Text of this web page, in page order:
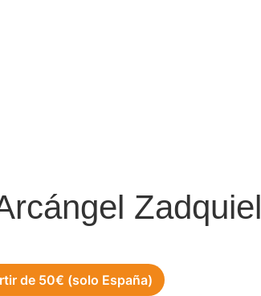
Zadquiel
de 50€ (solo España)